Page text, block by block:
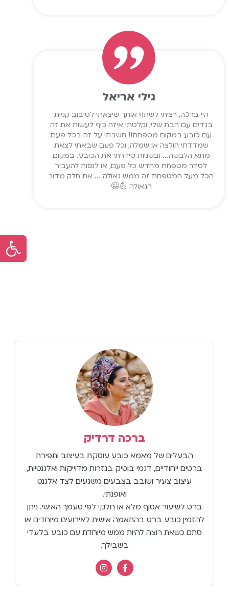
גילי אריאל
היי ברכה, רציתי לשתף אותך שיצאתי לסיבוב קניות
בגדים עם הבת שלי, וקלטתי איזה כיף לעשות את זה
עם כובע במקום מטפחת!! חשבתי על זה בכל פעם
שמדדתי חולצה או שמלה, וכל פעם שבאתי לצאת
מתא הלבשה... ובשניות סידרתי את הכובע. במקום
לסדר מטפחת מחדש כל פעם, או לנסות להעביר
הכל מעל המטפחת זה ממש גאולה ... את חלק מדור
הגאולה 💪😉
ברכה דרדיק
הבעלים של מאמא כובע עוסקת בעיצוב ותפירת
ברטים ייחודיים, דגמי בוטיק בגזרות מדוייקות ואלגנטיות,
עיצוב צעיר ושובב בצבעים משגעים לצד אלגנט
ואופנתי.
ברט לשיעור אסוף מלא או חלקי לפי טעמך האישי. ניתן
להזמין כובע ברט בהתאמה אישית לאירועים מיוחדים או
סתם כשאת רוצה להיות ממש מיוחדת עם כובע בלעדי
בשבילך.
פתח